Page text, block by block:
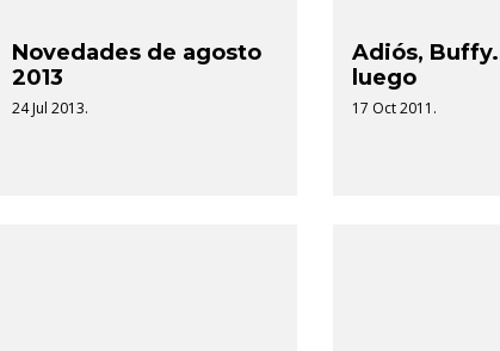
Novedades de agosto
2013
24 Jul 2013.
Adiós,
luego
17 Oct 2011.